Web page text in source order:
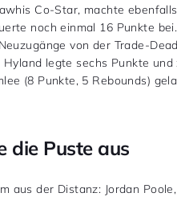
Co-Star, machte
noch einmal 16 Punkte
von der Trade-
legte sechs Punkte
(8 Punkte, 5 Rebounds)
die Puste aus
aus der Distanz: Jordan